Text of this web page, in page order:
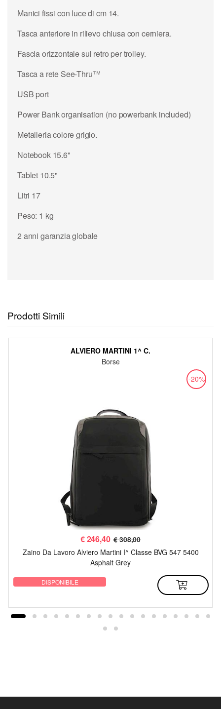
Manici fissi con luce di cm 14.
Tasca anteriore in rilievo chiusa con cerniera.
Fascia orizzontale sul retro per trolley.
Tasca a rete See-Thru™
USB port
Power Bank organisation (no powerbank included)
Metalleria colore grigio.
Notebook 15.6"
Tablet 10.5"
Litri 17
Peso: 1 kg
2 anni garanzia globale
Prodotti Simili
ALVIERO MARTINI 1^ C.
Borse
-20%
€246,40 € 308,00
Zaino Da Lavoro Alviero Martini I^ Classe BVG 547 5400
Asphalt Grey
DISPONIBILE